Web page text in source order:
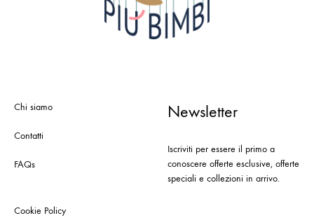
Chi siamo
Contatti
FAQs
Cookie Policy
Newsletter
Iscriviti per essere il primo a
conoscere offerte esclusive, offerte
speciali e collezioni in arrivo.